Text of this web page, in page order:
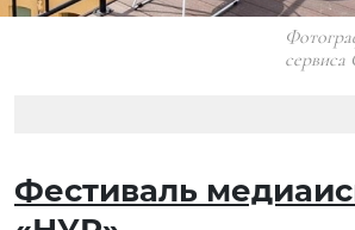
сервиса
Фестиваль